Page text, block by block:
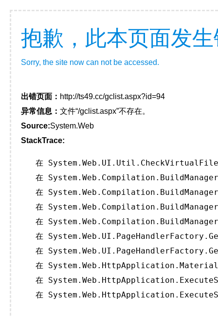
抱歉，此本页面发
Sorry, the site now can not be accessed.
出错页面： http://ts49.cc/gclist.aspx?id=94
异常信息： 文件“/gclist.aspx”不存在。
Source:System.Web
StackTrace:
在
在
在
在
在
在
在
在
在
在